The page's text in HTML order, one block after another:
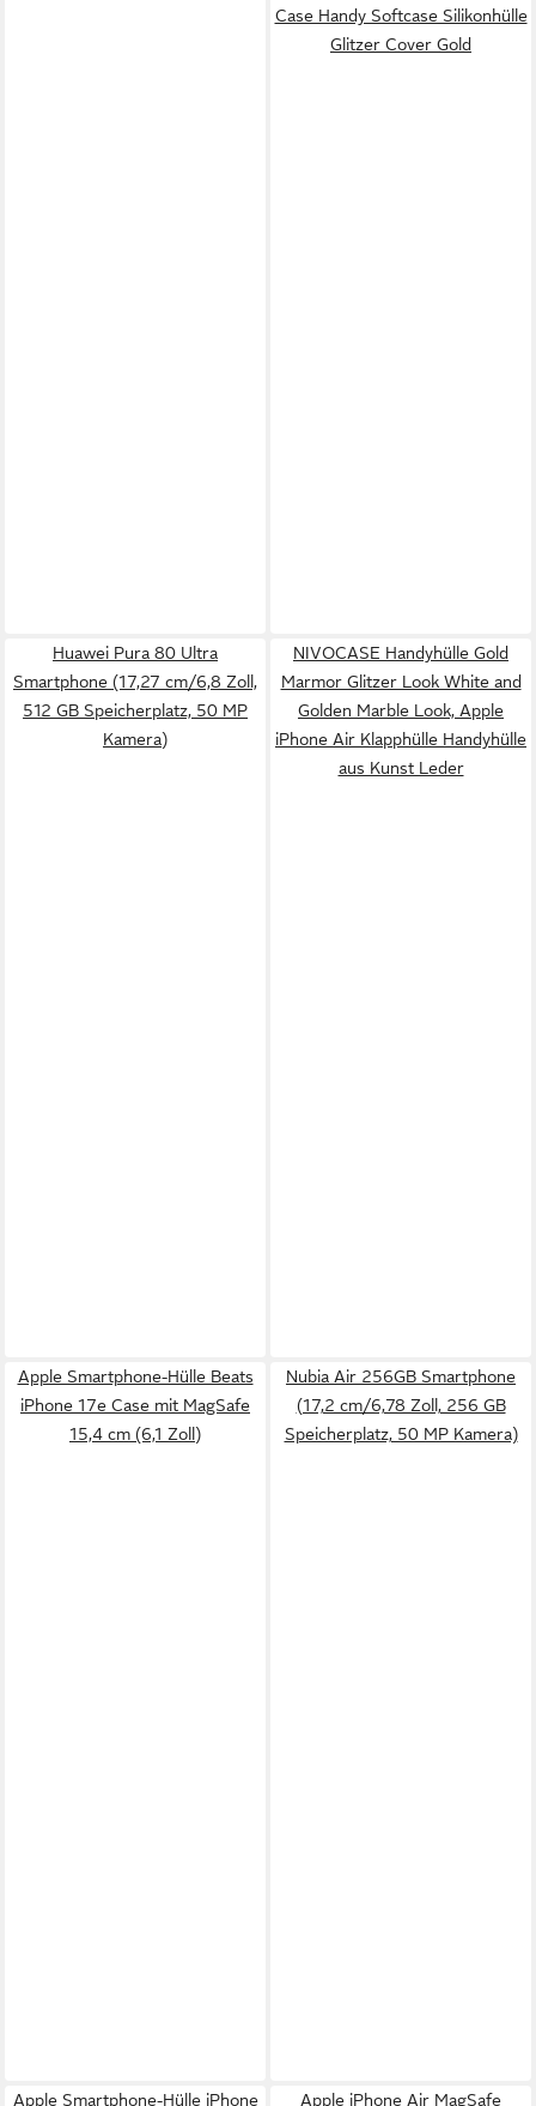
Case Handy Softcase Silikonhülle
Glitzer Cover Gold
Huawei Pura 80 Ultra
Smartphone (17,27 cm/6,8 Zoll,
512 GB Speicherplatz, 50 MP
Kamera)
NIVOCASE Handyhülle Gold
Marmor Glitzer Look White and
Golden Marble Look, Apple
iPhone Air Klapphülle Handyhülle
aus Kunst Leder
Apple Smartphone-Hülle Beats
iPhone 17e Case mit MagSafe
15,4 cm (6,1 Zoll)
Nubia Air 256GB Smartphone
(17,2 cm/6,78 Zoll, 256 GB
Speicherplatz, 50 MP Kamera)
Apple Smartphone-Hülle iPhone Apple iPhone Air MagSafe